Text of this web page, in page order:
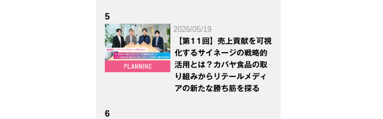
5
2026/05/19
【第11回】売上貢献を可視
化するサイネージの戦略的
活用とは？カバヤ食品の取
り組みからリテールメディ
アの新たな勝ち筋を探る
6